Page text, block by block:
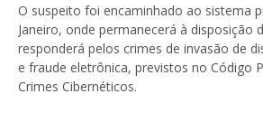
O suspeito foi encaminhado ao sistema
Janeiro, onde permanecerá à disposição
responderá pelos crimes de invasão de
e fraude eletrônica, previstos no Código
Crimes Cibernéticos.